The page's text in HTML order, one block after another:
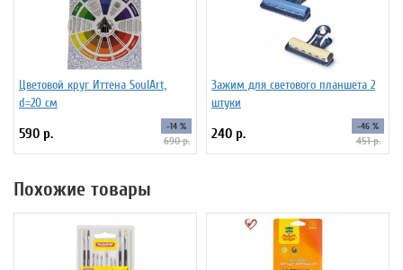
Цветовой круг Иттена SoulArt,
d=20 см
590 р. -14 %
690 р.
Зажим для светового планшета 2
штуки
240 р. -46 %
451 р.
Похожие товары